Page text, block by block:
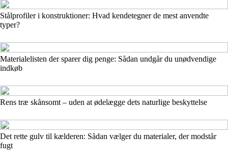
Stålprofiler i konstruktioner: Hvad kendetegner de mest anvendte
typer?
Materialelisten der sparer dig penge: Sådan undgår du unødvendige
indkøb
Rens træ skånsomt – uden at ødelægge dets naturlige beskyttelse
Det rette gulv til kælderen: Sådan vælger du materialer, der modstår
fugt